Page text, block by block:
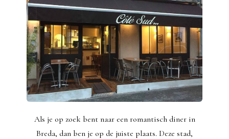
Als je op zoek bent naar een romantisch diner in
Breda, dan ben je op de juiste plaats. Deze stad,